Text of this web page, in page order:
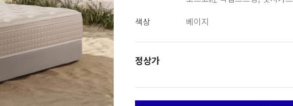
색상
베이지
정상가